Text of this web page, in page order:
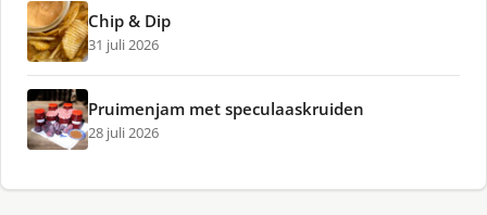
Chip & Dip
31 juli 2026
Pruimenjam met speculaaskruiden
28 juli 2026